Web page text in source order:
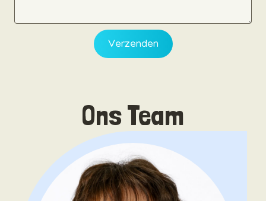
Verzenden
Ons Team